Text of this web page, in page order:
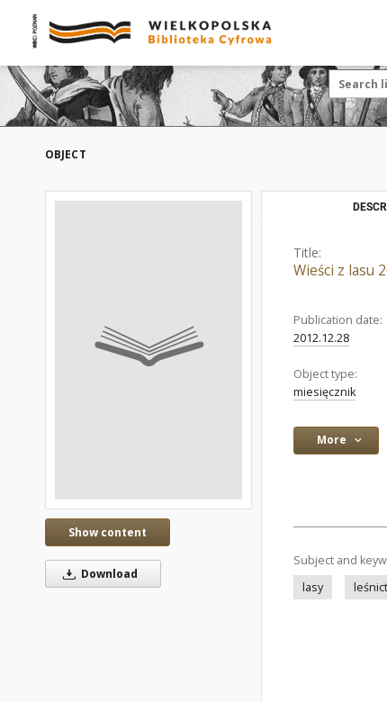
OBJECT
Show content
Download
Title:
Wieści z lasu
Publication date:
2012.12.28
Object type:
miesięcznik
More
Subject and
lasy